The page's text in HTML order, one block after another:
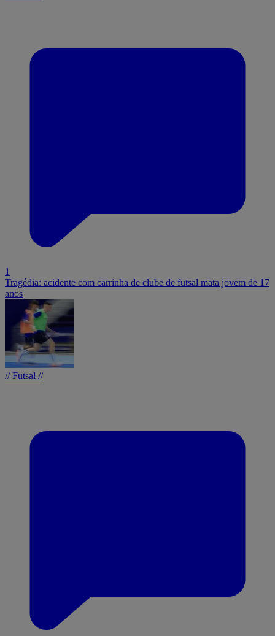
1
Tragédia: acidente com carrinha de clube de futsal mata jovem de 17
anos
// Futsal //